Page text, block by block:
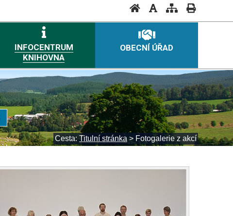
INFOCENTRUM
KNIHOVNA
OBECNÍ ÚŘAD
Cesta: Titulní stránka> Fotogalerie z akcí